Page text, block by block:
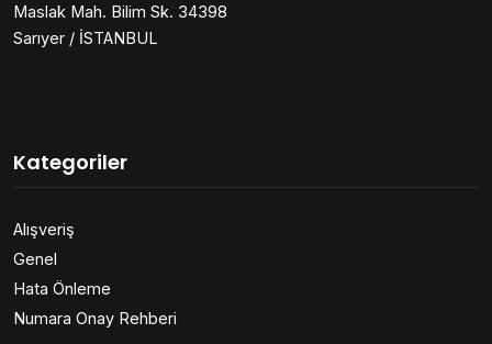
Maslak Mah. Bilim Sk. 34398
Sarıyer / İSTANBUL
Kategoriler
Alışveriş
Genel
Hata Önleme
Numara Onay Rehberi